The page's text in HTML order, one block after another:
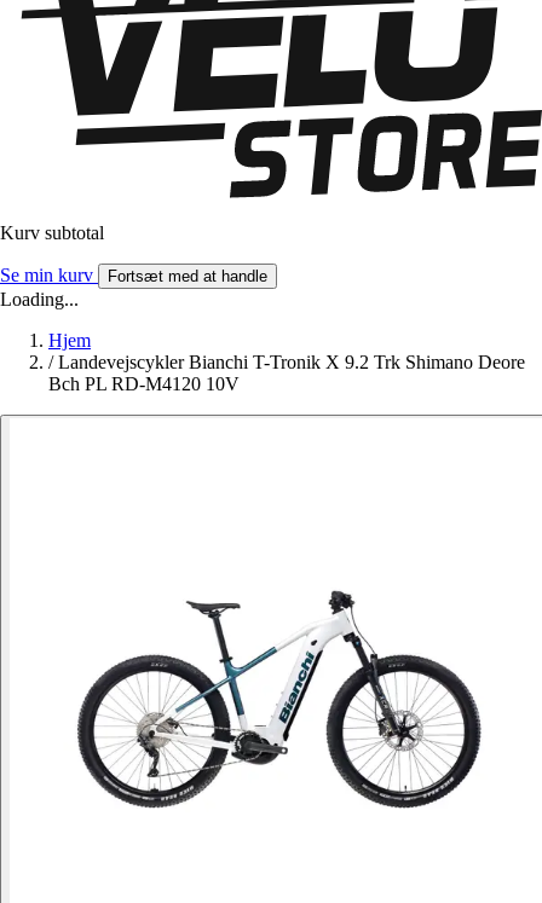
Kurv subtotal
Se min kurv Fortsæt med at handle
Loading...
Hjem
/ Landevejscykler Bianchi T-Tronik X 9.2 Trk Shimano Deore
Bch PL RD-M4120 10V